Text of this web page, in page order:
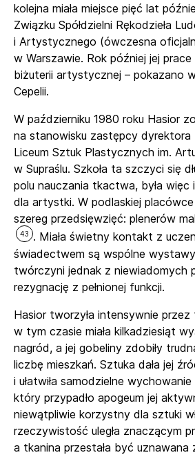
kolejna miała miejsce pięć lat
Związku Spółdzielni Rękodzieła
i Artystycznego (ówczesna
w Warszawie. Rok później jej
biżuterii artystycznej – pokazano
Cepelii.
W październiku 1980 roku Hasior
na stanowisku zastępcy
Liceum Sztuk Plastycznych im.
w Supraślu. Szkoła ta szczyci się
polu nauczania tkactwa, była więc
dla artystki. W podlaskiej placówce
szereg przedsięwzięć: plenerów
43
. Miała świetny kontakt z
świadectwem są wspólne
twórczyni jednak z niewiadomych
rezygnację z pełnionej funkcji.
Hasior tworzyła intensywnie
w tym czasie miała kilkadziesiąt
nagród, a jej gobeliny zdobiły
liczbę mieszkań. Sztuka dała jej
i ułatwiła samodzielne
który przypadło apogeum jej
niewątpliwie korzystny dla sztuki
rzeczywistość uległa znaczącym
a tkanina przestała być uznawana